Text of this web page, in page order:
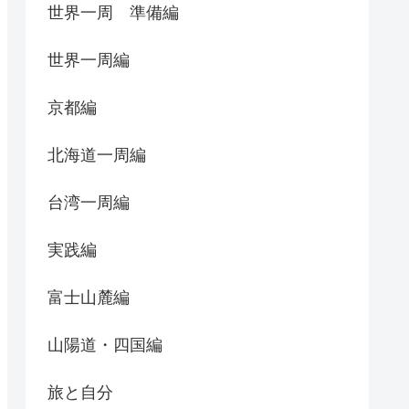
世界一周 準備編
世界一周編
京都編
北海道一周編
台湾一周編
実践編
富士山麓編
山陽道・四国編
旅と自分